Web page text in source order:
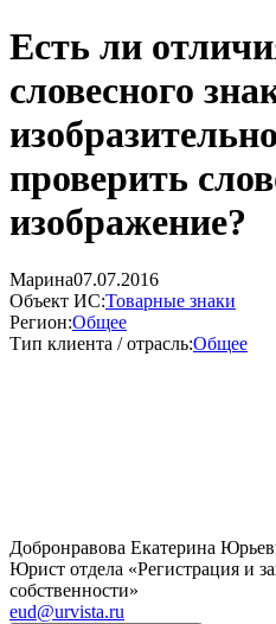
Есть ли
словесного
проверить
изображение?
Марина07.07.2016
Объект ИС:Товарные знаки
Регион:Общее
Тип клиента / отрасль:Общее
Добронравова Екатерина
Юрист отдела «Регистрация и
собственности»
eud@urvista.ru